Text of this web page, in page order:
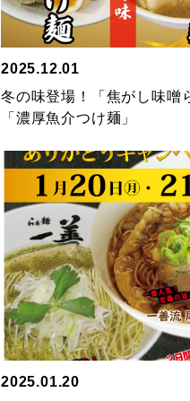
2025.12.01
冬の味登場！「焦がし味噌
「濃厚魚介つけ麺」
2025.01.20